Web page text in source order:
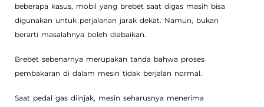
beberapa kasus, mobil yang brebet saat digas masih bisa
digunakan untuk perjalanan jarak dekat. Namun, bukan
berarti masalahnya boleh diabaikan.
Brebet sebenarnya merupakan tanda bahwa proses
pembakaran di dalam mesin tidak berjalan normal.
Saat pedal gas diinjak, mesin seharusnya menerima